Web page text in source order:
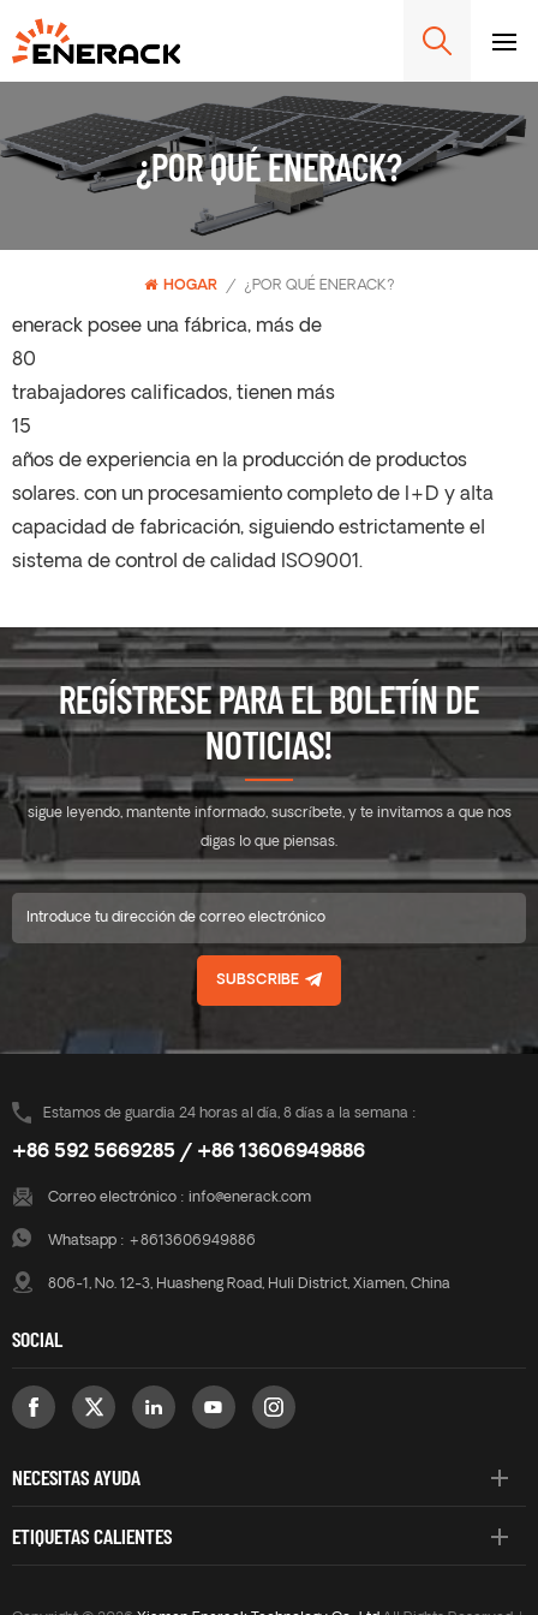
¿POR QUÉ ENERACK?
HOGAR / ¿POR QUÉ ENERACK?
enerack posee una fábrica, más de
80
trabajadores calificados, tienen más
15
años de experiencia en la producción de productos
solares. con un procesamiento completo de I+D y alta
capacidad de fabricación, siguiendo estrictamente el
sistema de control de calidad ISO9001.
REGÍSTRESE PARA EL BOLETÍN DE
NOTICIAS!
sigue leyendo, mantente informado, suscríbete, y te invitamos a que nos
digas lo que piensas.
SUBSCRIBE
Estamos de guardia 24 horas al día, 8 días a la semana :
+86 592 5669285 / +86 13606949886
Correo electrónico : info@enerack.com
Whatsapp : +8613606949886
806-1, No. 12-3, Huasheng Road, Huli District, Xiamen, China
SOCIAL
NECESITAS AYUDA
ETIQUETAS CALIENTES